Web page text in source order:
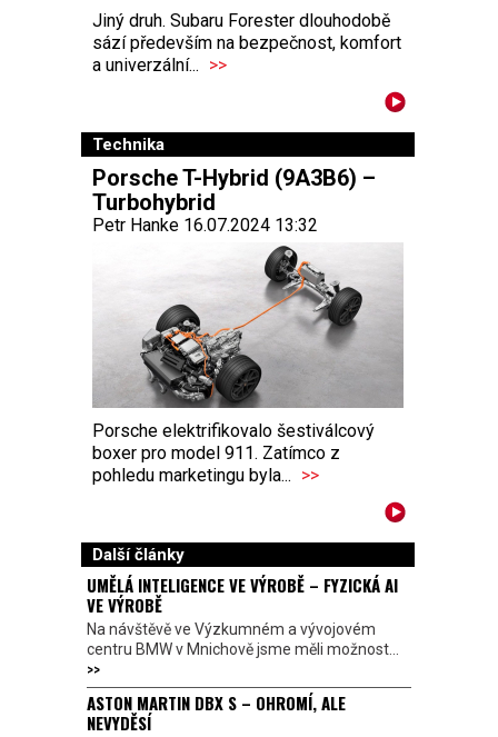
Jiný druh. Subaru Forester dlouhodobě
sází především na bezpečnost, komfort
a univerzální... >>
Technika
Porsche T-Hybrid (9A3B6) –
Turbohybrid
Petr Hanke 16.07.2024 13:32
Porsche elektrifikovalo šestiválcový
boxer pro model 911. Zatímco z
pohledu marketingu byla... >>
Další články
UMĚLÁ INTELIGENCE VE VÝROBĚ – FYZICKÁ AI
VE VÝROBĚ
Na návštěvě ve Výzkumném a vývojovém
centru BMW v Mnichově jsme měli možnost...
>>
ASTON MARTIN DBX S – OHROMÍ, ALE
NEVYDĚSÍ